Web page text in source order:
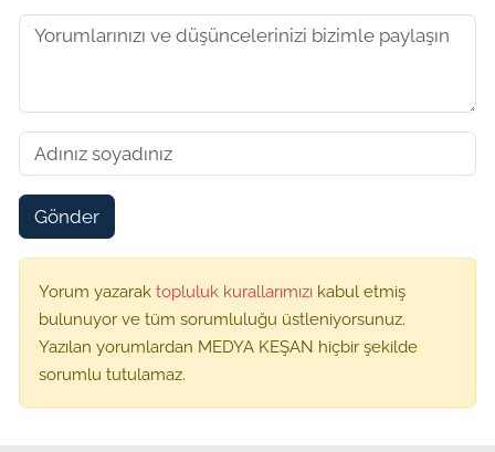
Gönder
Yorum yazarak topluluk kurallarımızı kabul etmiş
bulunuyor ve tüm sorumluluğu üstleniyorsunuz.
Yazılan yorumlardan MEDYA KEŞAN hiçbir şekilde
sorumlu tutulamaz.